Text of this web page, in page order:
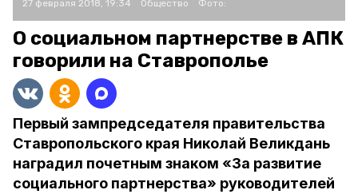
27 февраля 2018, 19:34 Общество Фото:
О социальном партнерстве в АПК
говорили на Ставрополье
Первый зампредседателя правительства
Ставропольского края Николай Великдань
наградил почетным знаком «За развитие
социального партнерства» руководителей